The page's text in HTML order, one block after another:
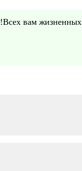
вам жизненных